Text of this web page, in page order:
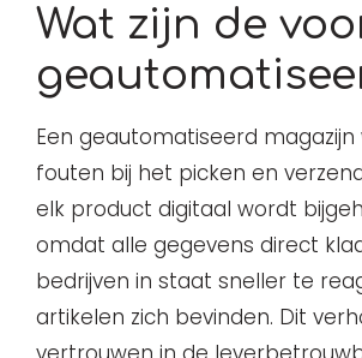
Wat zijn de
Een geautomatiseerd
fouten bij het picken en
elk product digitaal wordt
omdat alle gegevens direct
bedrijven in staat sneller te
artikelen zich bevinden. Dit